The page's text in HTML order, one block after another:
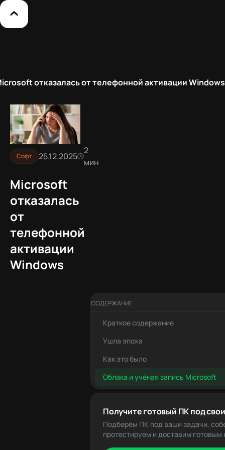
отказалась от телефонной активации Windows
Софт 25.12.2025
2
мин
Microsoft
отказалась
от
телефонной
активации
Windows
СОДЕРЖАНИЕ
Краткое содержание
Ушла эпоха
Как это было
Облака и учёная запись Microsoft
Получите готовый ПК под
Подберём ПК под ваши задачи,
протестируем и доставим готовым